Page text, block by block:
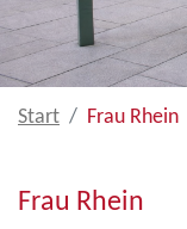
Start Frau Rhein
Frau Rhein